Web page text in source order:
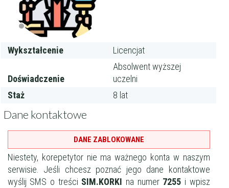
Wykształcenie Licencjat
Doświadczenie
Absolwent wyższej
uczelni
Staż
8 lat
Dane kontaktowe
DANE ZABLOKOWANE
Niestety, korepetytor nie ma ważnego konta w naszym
serwisie.
Jeśli chcesz poznać jego dane kontaktowe
wyślij SMS o treści SIM.KORKI na numer 7255 i wpisz